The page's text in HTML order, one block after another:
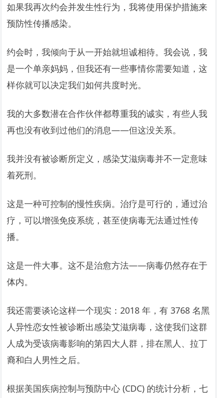
如果我再次约会并发生性行为，我将使用保护措施来
预防性传播感染。
约会时，我倾向于从一开始就坦诚相待。我会说，我
是一个单亲妈妈，但我还有一些事情你需要知道，这
样你就可以决定我们如何共度时光。
我的大多数潜在合作伙伴都尊重我的诚实，有些人我
再也没有收到过他们的消息——但这没关系。
我并没有被诊断所定义，感染艾滋病毒并不一定意味
着死刑。
这是一种可控制的慢性疾病。治疗是可行的，通过治
疗，可以增强免疫系统，甚至使病毒无法通过性传
播。
这是一件大事。这不是治愈方法——病毒仍然存在于
体内。
我还需要谈论这样一个现实：2018 年，有 3768 名黑
人异性恋女性被诊断出感染艾滋病毒，这使我们这群
人成为受该病毒影响的第四大人群，排在黑人、拉丁
裔和白人男性之后。
根据美国疾病控制与预防中心 (CDC) 的统计分析，七